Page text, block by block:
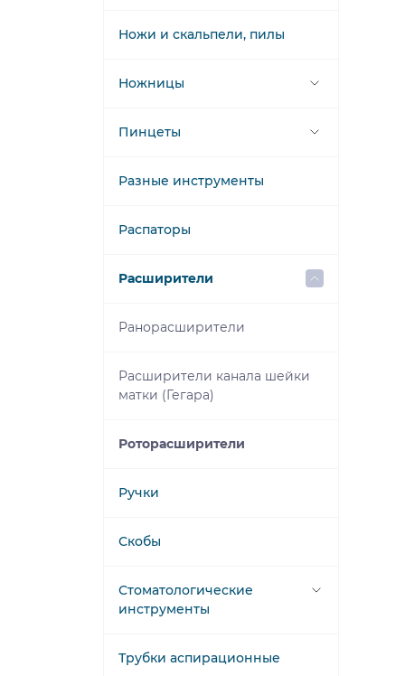
Молотки хирургические
Ножи и скальпели, пилы
Ножницы
Ножницы для гипса, швов и
глазные
Ножницы операционные
Пинцеты
Пинцеты анатомические
Пинцеты зубчатолапчатые
Пинцеты
Разные инструменты
Распаторы
Расширители
Ранорасширители
Расширители канала шейки
матки (Гегара)
Роторасширители
Ручки
Скобы
Стоматологические
инструменты
Зонды стоматологические
Трубки аспирационные